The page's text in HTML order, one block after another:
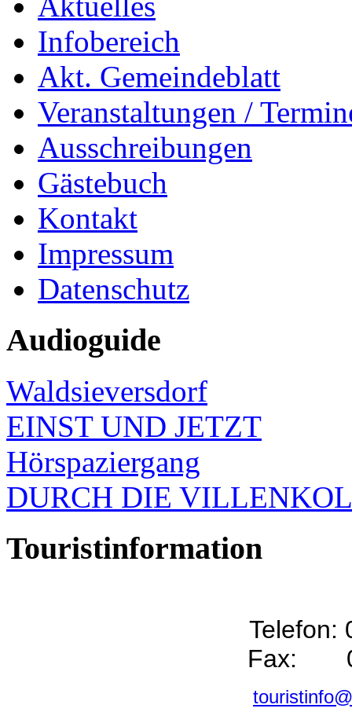
Infobereich
Akt. Gemeindeblatt
Veranstaltungen /
Ausschreibungen
Gästebuch
Kontakt
Impressum
Datenschutz
Audioguide
Waldsieversdorf
EINST UND JETZT
Hörspaziergang
DURCH DIE
Touristinformation
Telefon:
Fax: